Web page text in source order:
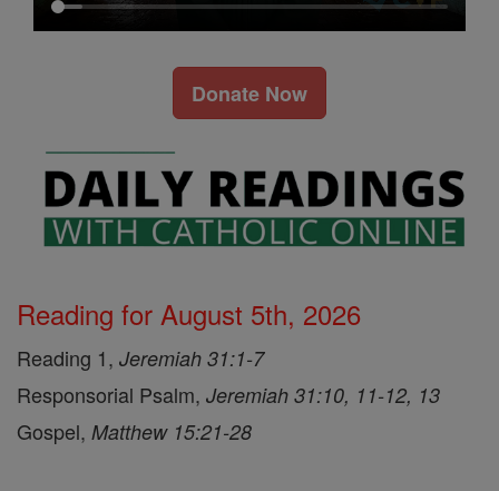
Donate Now
Reading for August 5th, 2026
Reading 1, Jeremiah 31:1-7
Responsorial Psalm, Jeremiah 31:10, 11-12, 13
Gospel, Matthew 15:21-28